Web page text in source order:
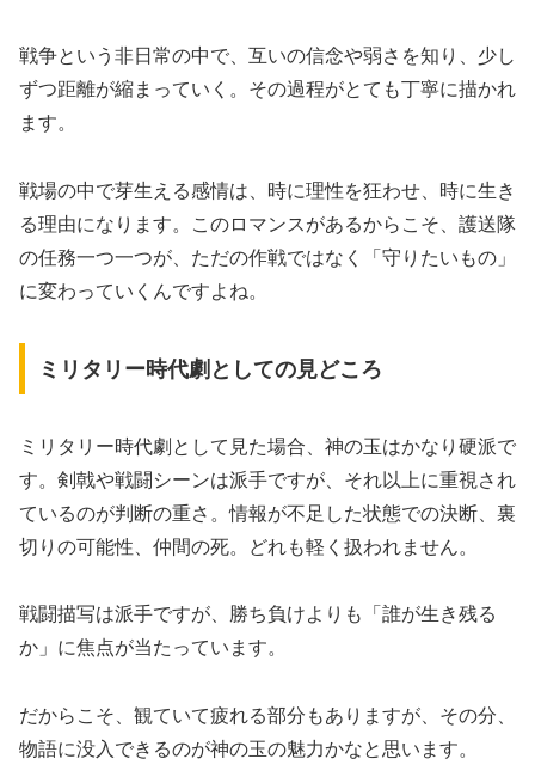
戦争という非日常の中で、互いの信念や弱さを知り、少し
ずつ距離が縮まっていく。その過程がとても丁寧に描かれ
ます。
戦場の中で芽生える感情は、時に理性を狂わせ、時に生き
る理由になります。このロマンスがあるからこそ、護送隊
の任務一つ一つが、ただの作戦ではなく「守りたいもの」
に変わっていくんですよね。
ミリタリー時代劇としての見どころ
ミリタリー時代劇として見た場合、神の玉はかなり硬派で
す。剣戟や戦闘シーンは派手ですが、それ以上に重視され
ているのが判断の重さ。情報が不足した状態での決断、裏
切りの可能性、仲間の死。どれも軽く扱われません。
戦闘描写は派手ですが、勝ち負けよりも「誰が生き残る
か」に焦点が当たっています。
だからこそ、観ていて疲れる部分もありますが、その分、
物語に没入できるのが神の玉の魅力かなと思います。